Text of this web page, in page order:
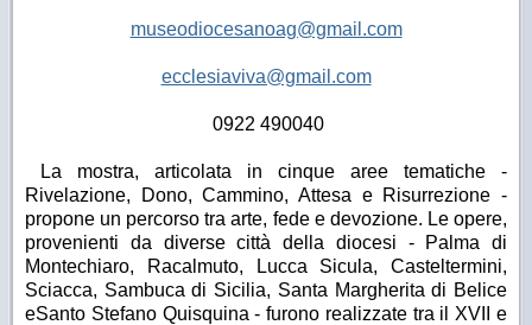
museodiocesanoag@gmail.com
ecclesiaviva@gmail.com
0922 490040
La mostra, articolata in cinque aree tematiche -
Rivelazione, Dono, Cammino, Attesa e Risurrezione -
propone un percorso tra arte, fede e devozione. Le opere,
provenienti da diverse città della diocesi - Palma di
Montechiaro, Racalmuto, Lucca Sicula, Casteltermini,
Sciacca, Sambuca di Sicilia, Santa Margherita di Belice
eSanto Stefano Quisquina - furono realizzate tra il XVII e